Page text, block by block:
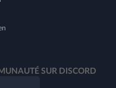
SUR DISCORD